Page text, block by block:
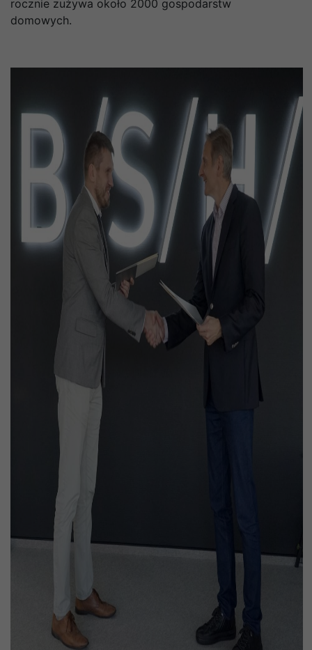
rocznie zużywa około 2000 gospodarstw
domowych.